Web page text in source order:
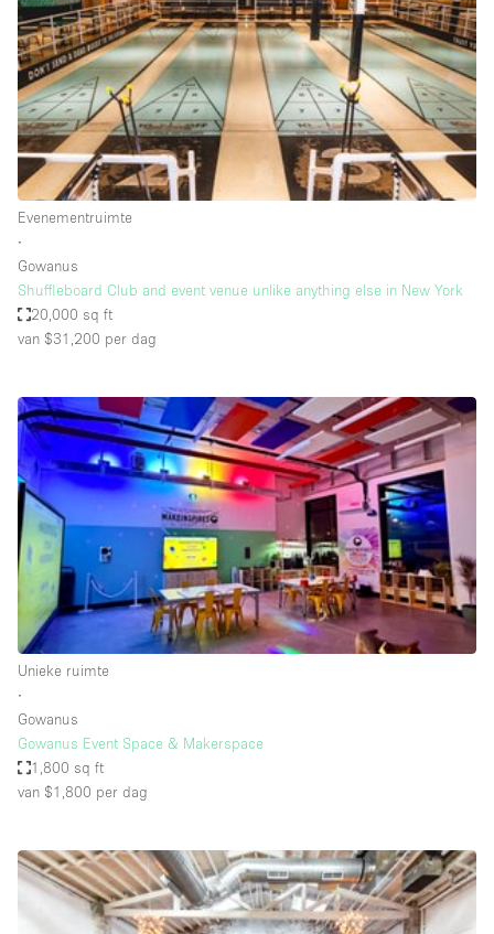
Creatieve ruimte
Dak
Evenementruimte
Foto / Filmstudio
Galerie
Hal
Kantoorruimte
Kraampje / Kiosk / Stalletje
Magazijn
Markt / Festival
Ontvangsthal
Overige
Restaurant / Bar / Café
Salon
Unieke ruimte
Vergaderruimte
Vrachtwagen
Winkel delen
Winkelruimte in winkelcentrum
Kenmerken ruimte
Airconditioning
Evenementruimte
∙
Gowanus
Shuffleboard Club and event venue unlike anything else in New York
20,000 sq ft
van $31,200 per dag
Unieke ruimte
∙
Gowanus
Gowanus Event Space & Makerspace
1,800 sq ft
van $1,800 per dag